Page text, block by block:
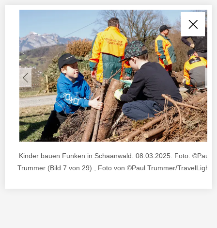
Kinder bauen Funken in Schaanwald. 08.03.2025. Foto: ©Paul
Trummer (Bild 7 von 29) , Foto von ©Paul Trummer/